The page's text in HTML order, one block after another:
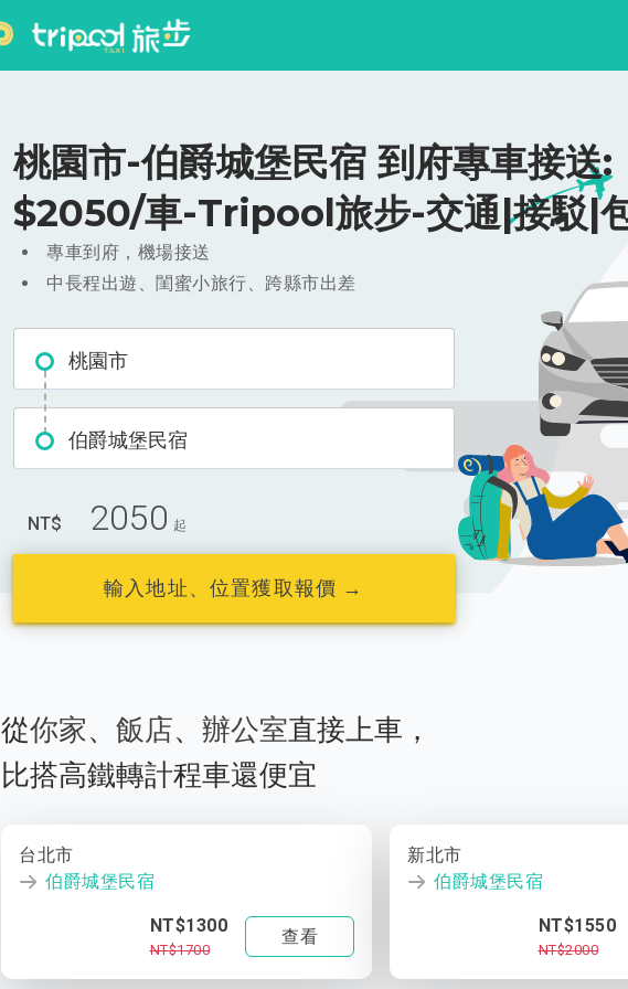
桃園市-伯爵城堡民宿 到府專車接送:
$2050/車-Tripool旅步-交通|接駁|
專車到府，機場接送
中長程出遊、閨蜜小旅行、跨縣市出差
桃園市
伯爵城堡民宿
NT$ 2050 起
輸入地址、位置獲取報價 →
從你家、 飯店、 辦公室直接上車，
比搭高鐵轉計程車還便宜
台北市
伯爵城堡民宿
NT$1300
NT$1700
查看
新北市
伯爵城堡民宿
NT$1550
NT$2000